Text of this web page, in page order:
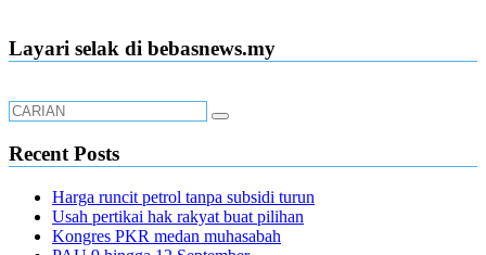
Layari selak di bebasnews.my
Recent Posts
Harga runcit petrol tanpa subsidi turun
Usah pertikai hak rakyat buat pilihan
Kongres PKR medan muhasabah